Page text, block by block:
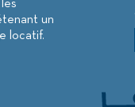
un
locatif.